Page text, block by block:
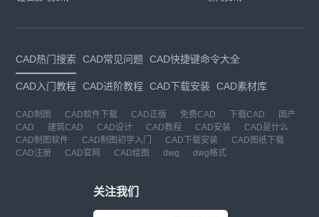
CAD热门搜索 CAD常见问题 CAD快捷键命令大全
CAD入门教程 CAD进阶教程 CAD下载安装 CAD素材库
CAD制图 CAD软件下载 CAD正版 免费CAD 下载CAD
国产
CAD
建筑CAD CAD设计 CAD教程 CAD安装
CAD是什么
CAD制图软件
CAD制图初学入门 CAD下载安装
CAD图纸下载
CAD注册
CAD官网 CAD绘图 dwg dwg格式
关注我们